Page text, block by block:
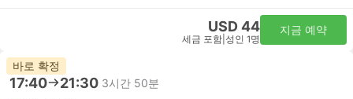
USD 44
세금 포함 성인 1명
지금 예약
바로 확정
17:40 21:30 3시간 50분